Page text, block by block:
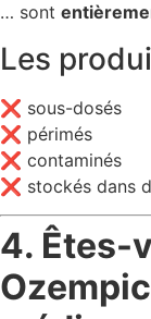
… sont
Les
❌ sous-dosés
❌ périmés
❌ contaminés
❌ stockés dans
4. Êtes-